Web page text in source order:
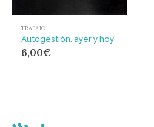
TRABAJO
Autogestión, ayer y hoy
6,00€